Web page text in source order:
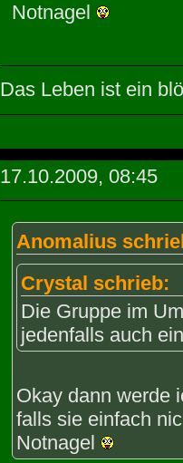
Notnagel
Das Leben ist ein
17.10.2009, 08:45
Anomalius
Crystal schrieb:
Die Gruppe im
jedenfalls auch
Okay dann werde
falls sie einfach
Notnagel